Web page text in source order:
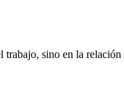
sino en la